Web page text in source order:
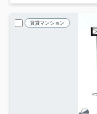
賃貸マンション